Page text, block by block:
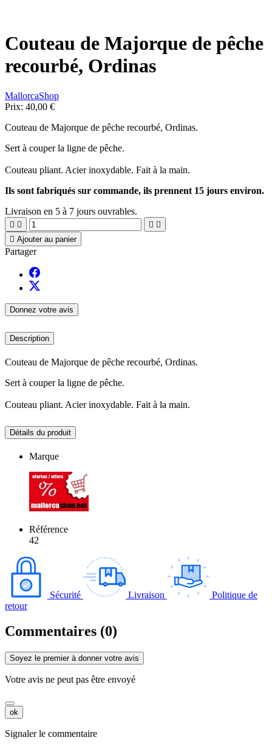
Couteau de Majorque de pêche
recourbé, Ordinas
MallorcaShop
Prix: 40,00 €
Couteau de Majorque de pêche recourbé, Ordinas.
Sert à couper la ligne de pêche.
Couteau pliant. Acier inoxydable. Fait à la main.
Ils sont fabriqués sur commande, ils prennent 15 jours environ.
Livraison en 5 à 7 jours ouvrables.
   
 Ajouter au panier
Partager
Donnez votre avis
Description
Couteau de Majorque de pêche recourbé, Ordinas.
Sert à couper la ligne de pêche.
Couteau pliant. Acier inoxydable. Fait à la main.
Détails du produit
Marque
Référence
42
Sécurité Livraison
Politique de
retour
Commentaires (0)
Soyez le premier à donner votre avis
Votre avis ne peut pas être envoyé
ok
Signaler le commentaire